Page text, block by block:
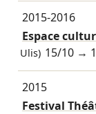
2015-2016
Espace
Ulis) 15/10 →
2015
Festival